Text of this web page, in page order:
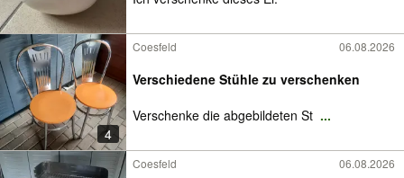
4
Coesfeld 06.08.2026
Verschiedene Stühle zu verschenken
Verschenke die abgebildeten St ...
Coesfeld 06.08.2026